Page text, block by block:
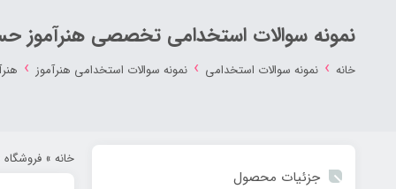
نمونه سوالات استخدامی تخصصی هنرآموز
خانه › نمونه سوالات استخدامی › نمونه سوالات استخدامی هنرآموز ›
جزئیات محصول
خانه »فروشگاه